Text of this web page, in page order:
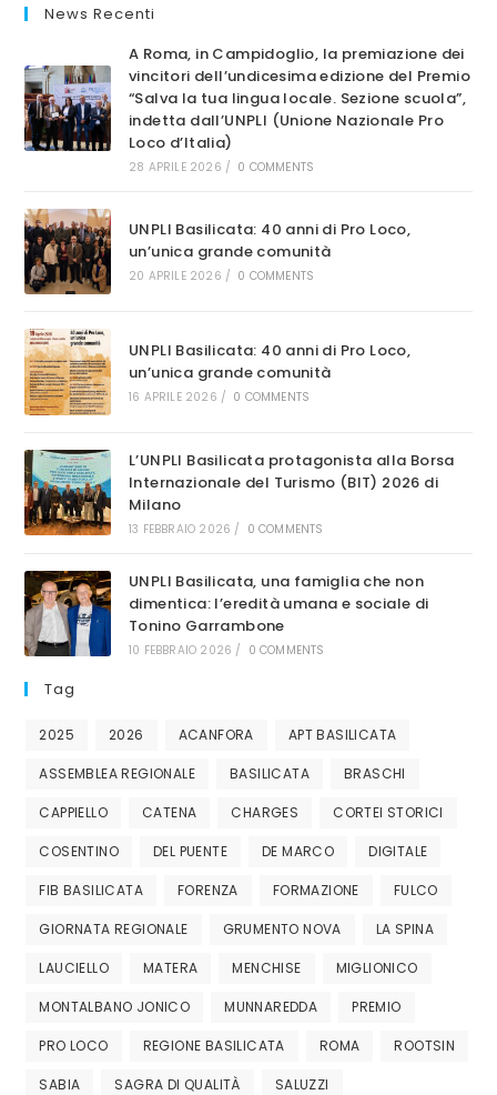
News Recenti
A Roma, in Campidoglio, la premiazione dei
vincitori dell’undicesima edizione del Premio
“Salva la tua lingua locale. Sezione scuola”,
indetta dall’UNPLI (Unione Nazionale Pro
Loco d’Italia)
28 APRILE 2026 / 0 COMMENTS
UNPLI Basilicata: 40 anni di Pro Loco,
un’unica grande comunità
20 APRILE 2026 / 0 COMMENTS
UNPLI Basilicata: 40 anni di Pro Loco,
un’unica grande comunità
16 APRILE 2026 / 0 COMMENTS
L’UNPLI Basilicata protagonista alla Borsa
Internazionale del Turismo (BIT) 2026 di
Milano
13 FEBBRAIO 2026 / 0 COMMENTS
UNPLI Basilicata, una famiglia che non
dimentica: l’eredità umana e sociale di
Tonino Garrambone
10 FEBBRAIO 2026 / 0 COMMENTS
Tag
2025 2026 ACANFORA APT BASILICATA
ASSEMBLEA REGIONALE BASILICATA BRASCHI
CAPPIELLO CATENA CHARGES CORTEI STORICI
COSENTINO DEL PUENTE DE MARCO DIGITALE
FIB BASILICATA FORENZA FORMAZIONE FULCO
GIORNATA REGIONALE GRUMENTO NOVA LA SPINA
LAUCIELLO MATERA MENCHISE MIGLIONICO
MONTALBANO JONICO MUNNAREDDA PREMIO
PRO LOCO REGIONE BASILICATA ROMA ROOTSIN
SABIA SAGRA DI QUALITÀ SALUZZI